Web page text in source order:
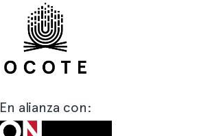
En alianza con: